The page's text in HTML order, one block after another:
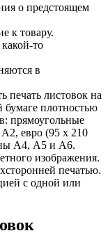
о предстоящем
к товару.
то
в
печать листовок на
бумаге плотностью
прямоугольные
евро (95 х 210
А4, А5 и А6.
изображения.
печатью.
с одной или